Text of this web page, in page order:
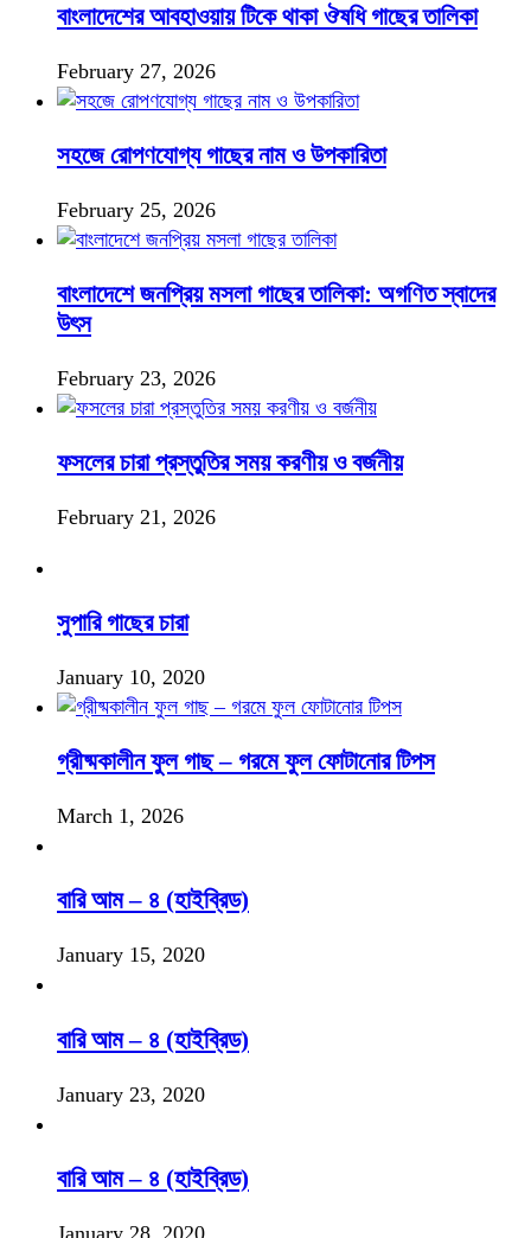
বাংলাদেশের আবহাওয়ায় টিকে থাকা ঔষধি গাছের তালিকা
February 27, 2026
সহজে রোপণযোগ্য গাছের নাম ও উপকারিতা
February 25, 2026
বাংলাদেশে জনপ্রিয় মসলা গাছের তালিকা: অগণিত স্বাদের
উৎস
February 23, 2026
ফসলের চারা প্রস্তুতির সময় করণীয় ও বর্জনীয়
February 21, 2026
সুপারি গাছের চারা
January 10, 2020
গ্রীষ্মকালীন ফুল গাছ – গরমে ফুল ফোটানোর টিপস
March 1, 2026
বারি আম – ৪ (হাইব্রিড)
January 15, 2020
বারি আম – ৪ (হাইব্রিড)
January 23, 2020
বারি আম – ৪ (হাইব্রিড)
January 28, 2020